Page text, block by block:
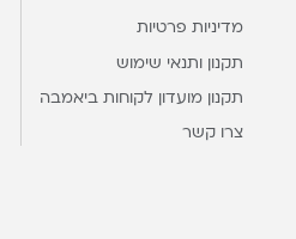
מדיניות פרטיות
תקנון ותנאי שימוש
תקנון מועדון לקוחות ביאמבה
צרו קשר